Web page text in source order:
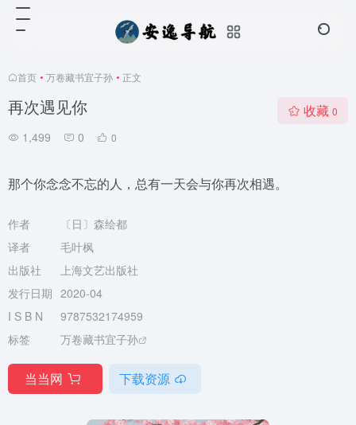
首页 • 万卷藏书宜子孙 • 正文
再次遇见你
1,499 0 0
收藏 0
那个你念念不忘的人，总有一天会与你再次相遇。
作者
〔日〕森绘都
译者
毛叶枫
出版社
上海文艺出版社
发行日期 2020-04
I S B N
9787532174959
标签
万卷藏书宜子孙
当当网 下载资源